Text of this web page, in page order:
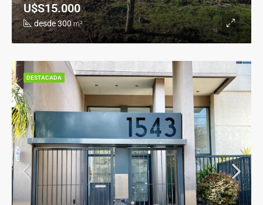
desde 300 m²
U$S15.000
DESTACADA